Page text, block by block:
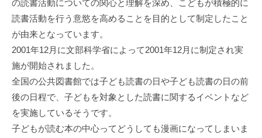
の読書活動についての関心と理解を深め、こどもが積極的に
読書活動を行う意慾を高めることを目的として制定したこと
が由来となっています。
2001年12月に文部科学省によって2001年12月に制定され実
施が開始されました。
全国の公共図書館では子ども読書の日や子ども読書の日の前
後の日程で、子どもを対象とした読書に関するイベントなど
を実施しているそうです。
子どもが読む本の中心ってどうしても漫画になってしまいま